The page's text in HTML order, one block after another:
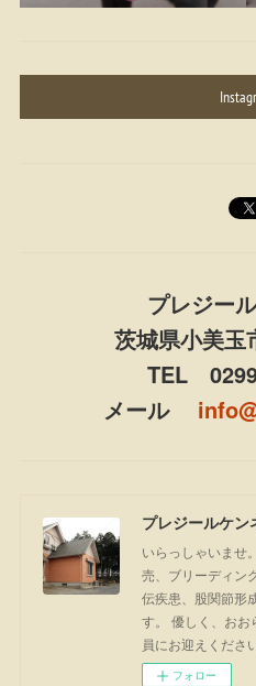
プレジー
茨城県小美玉
TEL
メール
プレジールケン
いらっしゃいませ
売、ブリーディン
伝疾患、股関節形
す。 優しく、お
員にお迎えください
フォロー